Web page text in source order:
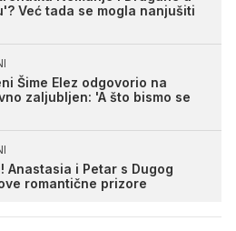
Već tada se mogla nanjušiti
Šime Elez odgovorio na
zaljubljen: 'A što bismo se
Anastasia i Petar s Dugog
romantične prizore